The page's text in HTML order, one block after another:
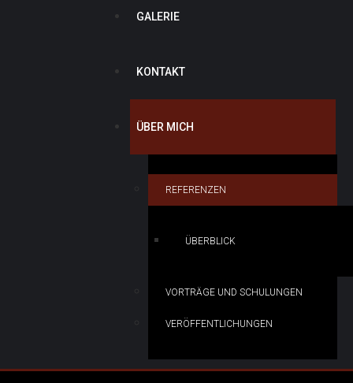
GALERIE
KONTAKT
ÜBER MICH
REFERENZEN
ÜBERBLICK
VORTRÄGE UND SCHULUNGEN
VERÖFFENTLICHUNGEN